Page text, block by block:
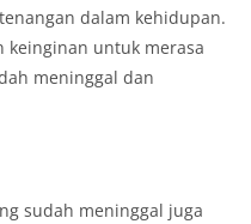
dalam kehidupan.
untuk merasa
meninggal dan
sudah meninggal juga